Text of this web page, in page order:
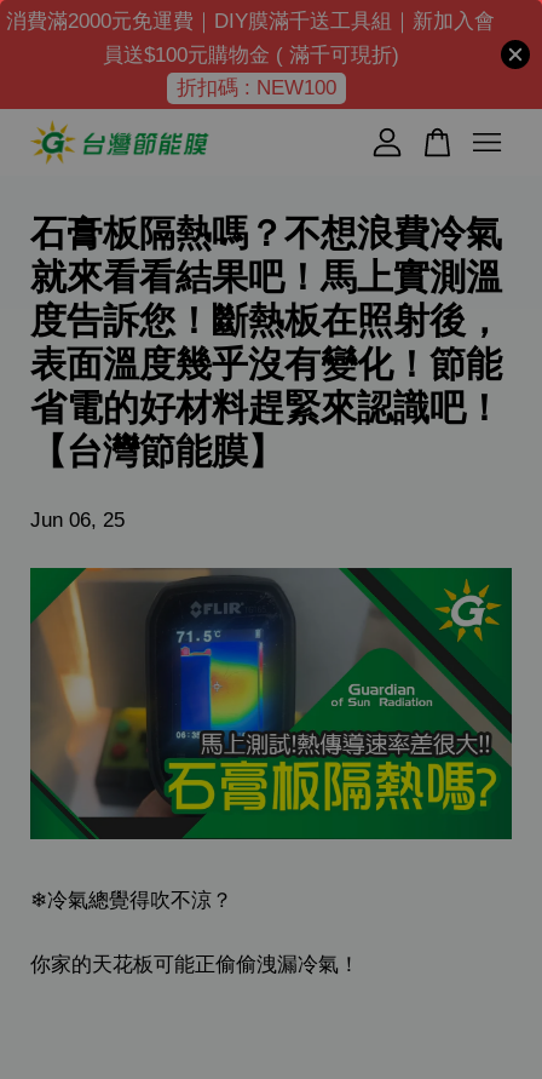
消費滿2000元免運費｜DIY膜滿千送工具組｜新加入會
員送$100元購物金 ( 滿千可現折)
折扣碼 : NEW100
石膏板隔熱嗎？不想浪費冷氣
就來看看結果吧！馬上實測溫
度告訴您！斷熱板在照射後，
表面溫度幾乎沒有變化！節能
省電的好材料趕緊來認識吧！
【台灣節能膜】
Jun 06, 25
❄冷氣總覺得吹不涼？
你家的天花板可能正偷偷洩漏冷氣！
您的購物車目前還是空的。